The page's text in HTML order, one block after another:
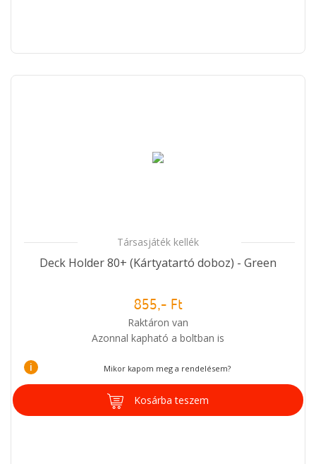
Társasjáték kellék
Deck Holder 80+ (Kártyatartó doboz) - Green
855,- Ft
Raktáron van
Azonnal kapható a boltban is
i Mikor kapom meg a rendelésem?
Kosárba teszem